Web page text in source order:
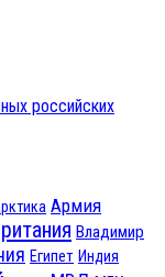
российских
Армия
Владимир
Египет Индия